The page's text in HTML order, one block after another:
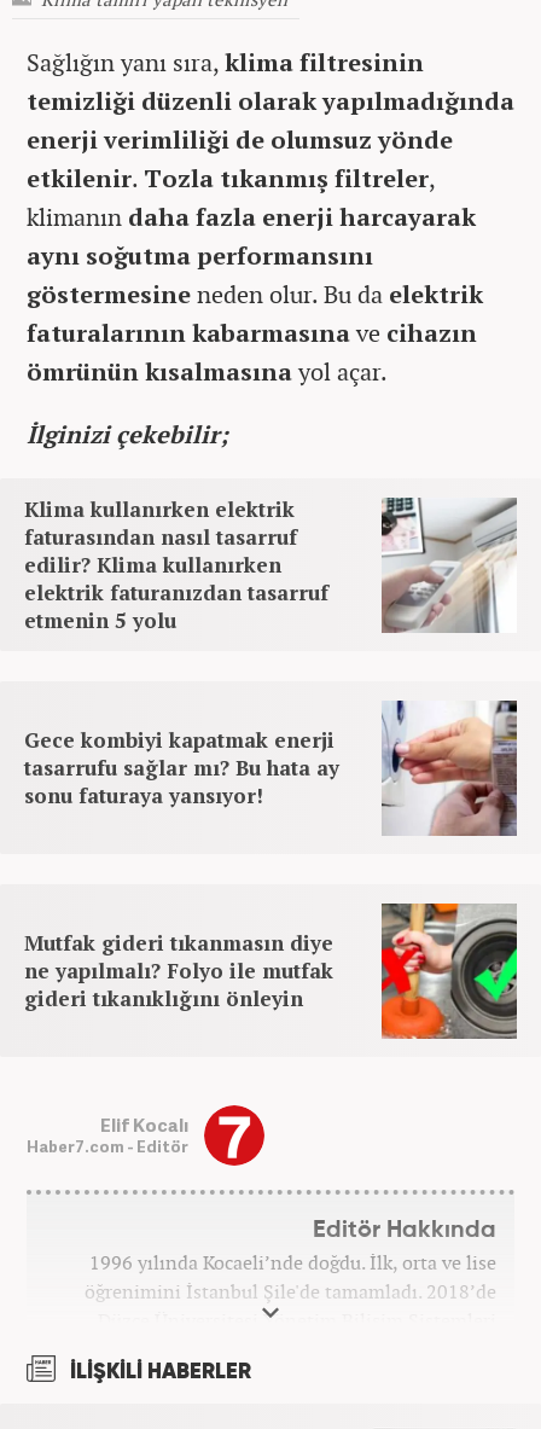
Sağlığın yanı sıra,klima filtresinin
temizliği düzenli olarak yapılmadığında
enerji verimliliği de olumsuz yönde
etkilenir. Tozla tıkanmış filtreler,
klimanın daha fazla enerji harcayarak
aynı soğutma performansını
göstermesineneden olur. Bu da elektrik
faturalarının kabarmasınave cihazın
ömrünün kısalmasınayol açar.
İlginizi çekebilir;
Klima kullanırken elektrik
faturasından nasıl tasarruf
edilir? Klima kullanırken
elektrik faturanızdan tasarruf
etmenin 5 yolu
Gece kombiyi kapatmak enerji
tasarrufu sağlar mı? Bu hata ay
sonu faturaya yansıyor!
Mutfak gideri tıkanmasın diye
ne yapılmalı? Folyo ile mutfak
gideri tıkanıklığını önleyin
Elif Kocalı
Haber7.com - Editör
Editör Hakkında
1996 yılında Kocaeli’nde doğdu. İlk, orta ve lise
öğrenimini İstanbul Şile'de tamamladı. 2018’de
Düzce Üniversitesi Yönetim Bilişim Sistemleri
bağlı Haber7.com bünyesinde ‘SEO Editörü’
İLİŞKİLİ HABERLER